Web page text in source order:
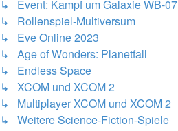
↳ Event: Kampf um Galaxie WB-07
↳ Rollenspiel-Multiversum
↳ Eve Online 2023
↳ Age of Wonders: Planetfall
↳ Endless Space
↳ XCOM und XCOM 2
↳ Multiplayer XCOM und XCOM 2
↳ Weitere Science-Fiction-Spiele